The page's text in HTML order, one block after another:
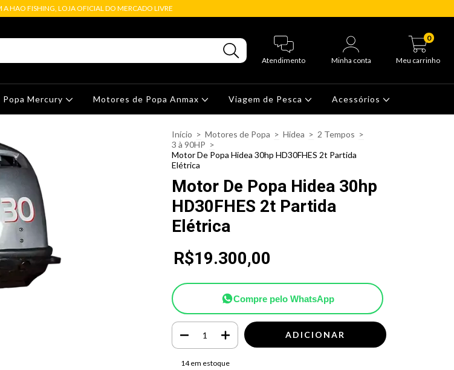
A HAO FISHING, LOJA OFICIAL DO MERCADO LIVRE
Atendimento Minha conta Meu carrinho
0
Mercury Motores de Popa Anmax Viagem de Pesca Acessórios
Início > Motores de Popa > Hidea > 2 Tempos >
3 à 90HP >
Motor De Popa Hidea 30hp HD30FHES 2t Partida
Elétrica
Motor De Popa Hidea 30hp
HD30FHES 2t Partida
Elétrica
R$19.300,00
Compre pelo WhatsApp
14em estoque